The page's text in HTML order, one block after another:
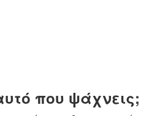
που ψάχνεις;